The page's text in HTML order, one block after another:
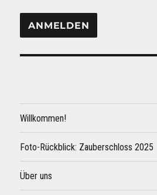
Willkommen!
Foto-Rückblick: Zauberschloss 2025
Über uns